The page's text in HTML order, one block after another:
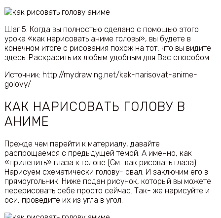
Шаг 5. Когда вы полностью сделано с помощью этого
урока «как нарисовать аниме головы», вы будете в
конечном итоге с рисования похож на тот, что вы видите
здесь. Раскрасить их любым удобным для Вас способом.
Источник: http://mydrawing.net/kak-narisovat-anime-
golovy/
КАК НАРИСОВАТЬ ГОЛОВУ В
АНИМЕ
Прежде чем перейти к материалу, давайте
распрощаемся с предыдущей темой. А именно, как
«прилепить» глаза к голове (См.: как рисовать глаза).
Нарисуем схематически голову- овал. И заключим его в
прямоугольник. Ниже подан рисунок, который вы можете
перерисовать себе просто сейчас. Так- же нарисуйте и
оси, проведите их из угла в угол.